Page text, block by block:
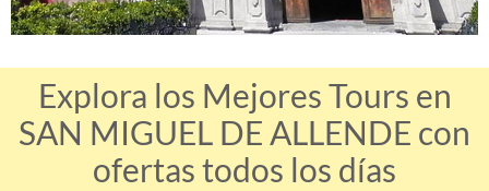
Explora los Mejores Tours en
SAN MIGUEL DE ALLENDE con
ofertas todos los días